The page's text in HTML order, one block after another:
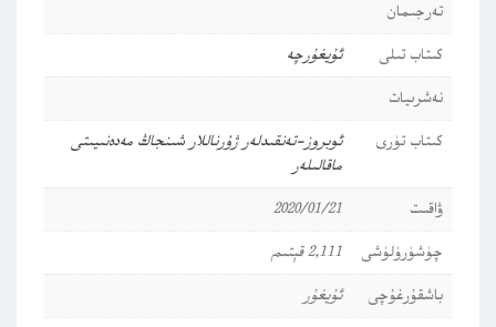
تەرجىمان
كىتاب تىلى
ئۇيغۇرچە
نەشرىيات
كىتاب تۈرى
ئوبروز-تەنقىدلەر ژۇرناللار شىنجاڭ مەدەنىيىتى
ماقالىلەر
ۋاقىت
2020/01/21
چۈشۈرۈلۈشى
2,111 قېتىم
باشقۇرغۇچى
ئۇيغۇر